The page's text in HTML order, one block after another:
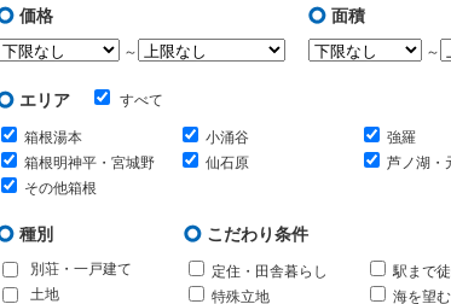
価格
～
面積
～
エリア すべて
箱根湯本 小涌谷
強羅
箱根明神平・宮城野
仙石原
芦ノ湖・
その他箱根
種別
別荘・一戸建て
土地
こだわり条件
定住・田舎暮らし
駅まで
特殊立地
海を望